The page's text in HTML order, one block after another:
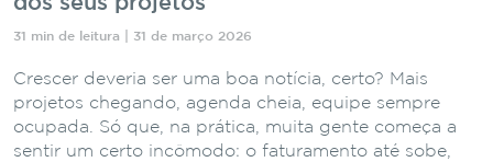
31 min de leitura | 31 de março 2026
Crescer deveria ser uma boa notícia, certo? Mais
projetos chegando, agenda cheia, equipe sempre
ocupada. Só que, na prática, muita gente começa a
sentir um certo incômodo: o faturamento até sobe,